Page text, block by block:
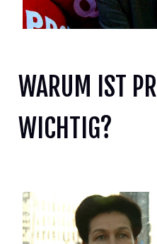
WARUM IST
WICHTIG?
Prof. Bettina Reitz,